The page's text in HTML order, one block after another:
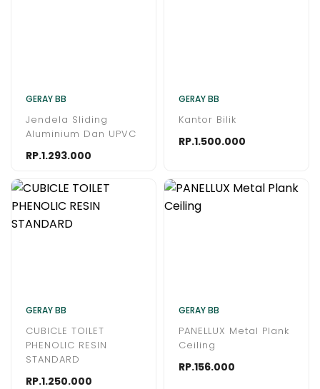
GERAY BB
Jendela Sliding
Aluminium Dan UPVC
RP.1.293.000
GERAY BB
Kantor Bilik
RP.1.500.000
GERAY BB
CUBICLE TOILET
PHENOLIC RESIN
STANDARD
RP.1.250.000
GERAY BB
PANELLUX Metal Plank
Ceiling
RP.156.000